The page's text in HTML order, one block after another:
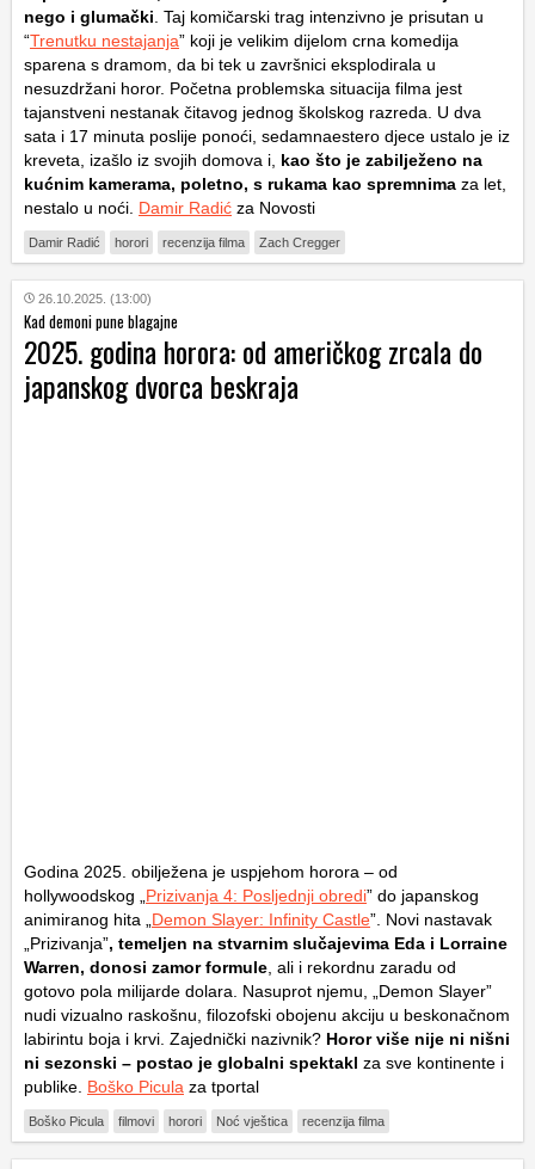
nego i glumački. Taj komičarski trag intenzivno je prisutan u
“Trenutku nestajanja” koji je velikim dijelom crna komedija
sparena s dramom, da bi tek u završnici eksplodirala u
nesuzdržani horor. Početna problemska situacija filma jest
tajanstveni nestanak čitavog jednog školskog razreda. U dva
sata i 17 minuta poslije ponoći, sedamnaestero djece ustalo je iz
kreveta, izašlo iz svojih domova i, kao što je zabilježeno na
kućnim kamerama, poletno, s rukama kao spremnima za let,
nestalo u noći. Damir Radić za Novosti
Damir Radić horori recenzija filma Zach Cregger
26.10.2025. (13:00)
Kad demoni pune blagajne
2025. godina horora: od američkog zrcala do
japanskog dvorca beskraja
Godina 2025. obilježena je uspjehom horora – od
hollywoodskog „ Prizivanja 4: Posljednji obredi” do japanskog
animiranog hita „ Demon Slayer: Infinity Castle”. Novi nastavak
„Prizivanja”, temeljen na stvarnim slučajevima Eda i Lorraine
Warren, donosi zamor formule , ali i rekordnu zaradu od
gotovo pola milijarde dolara. Nasuprot njemu, „Demon Slayer”
nudi vizualno raskošnu, filozofski obojenu akciju u beskonačnom
labirintu boja i krvi. Zajednički nazivnik? Horor više nije ni nišni
ni sezonski – postao je globalni spektakl za sve kontinente i
publike. Boško Picula za tportal
Boško Picula filmovi horori Noć vještica recenzija filma